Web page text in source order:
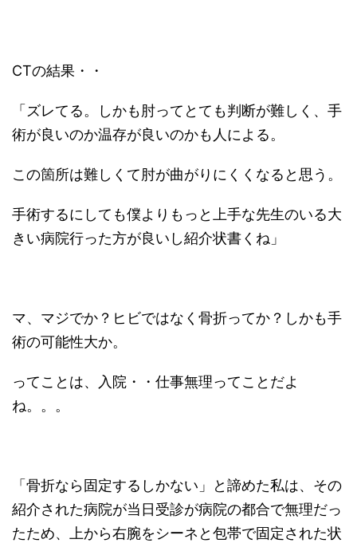
CTの結果・・
「ズレてる。しかも肘ってとても判断が難しく、手
術が良いのか温存が良いのかも人による。
この箇所は難しくて肘が曲がりにくくなると思う。
手術するにしても僕よりもっと上手な先生のいる大
きい病院行った方が良いし紹介状書くね」
マ、マジでか？ヒビではなく骨折ってか？しかも手
術の可能性大か。
ってことは、入院・・仕事無理ってことだよ
ね。。。
「骨折なら固定するしかない」と諦めた私は、その
紹介された病院が当日受診が病院の都合で無理だっ
たため、上から右腕をシーネと包帯で固定された状